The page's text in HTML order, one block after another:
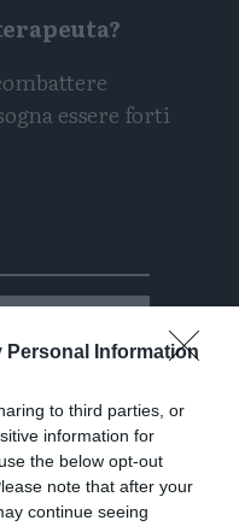
Personal Information
to third parties, or
information for
the below opt-out
note that after your
continue seeing
essere forti